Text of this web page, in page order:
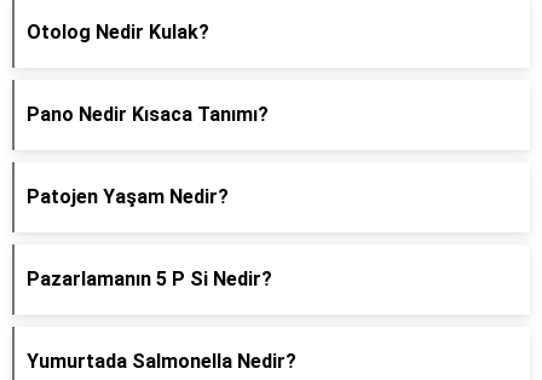
Otolog Nedir Kulak?
Pano Nedir Kısaca Tanımı?
Patojen Yaşam Nedir?
Pazarlamanın 5 P Si Nedir?
Yumurtada Salmonella Nedir?